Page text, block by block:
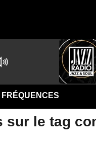
FRÉQUENCES
sur le tag